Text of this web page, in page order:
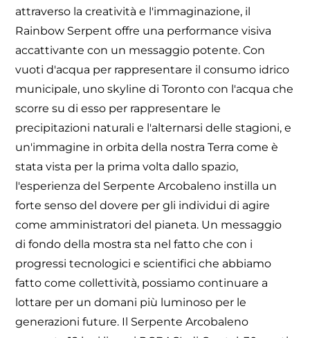
attraverso la creatività e l'immaginazione, il
Rainbow Serpent offre una performance visiva
accattivante con un messaggio potente. Con
vuoti d'acqua per rappresentare il consumo idrico
municipale, uno skyline di Toronto con l'acqua che
scorre su di esso per rappresentare le
precipitazioni naturali e l'alternarsi delle stagioni, e
un'immagine in orbita della nostra Terra come è
stata vista per la prima volta dallo spazio,
l'esperienza del Serpente Arcobaleno instilla un
forte senso del dovere per gli individui di agire
come amministratori del pianeta. Un messaggio
di fondo della mostra sta nel fatto che con i
progressi tecnologici e scientifici che abbiamo
fatto come collettività, possiamo continuare a
lottare per un domani più luminoso per le
generazioni future. Il Serpente Arcobaleno